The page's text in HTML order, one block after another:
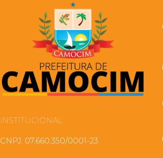
INSTITUCIONAL
CNPJ: 07.660.350/0001-23